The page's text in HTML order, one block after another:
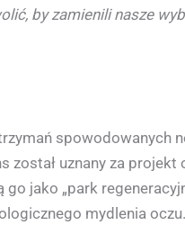
by zamienili nasze
spowodowanych
uznany za projekt
jako „park
mydlenia oczu.